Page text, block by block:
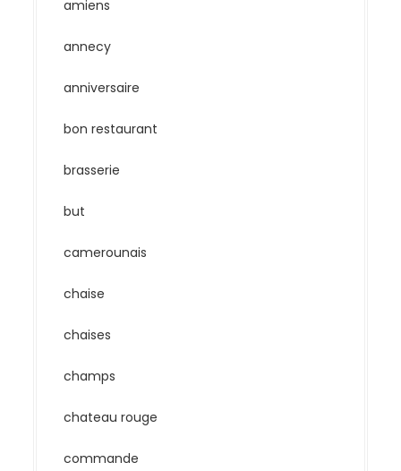
amiens
annecy
anniversaire
bon restaurant
brasserie
but
camerounais
chaise
chaises
champs
chateau rouge
commande